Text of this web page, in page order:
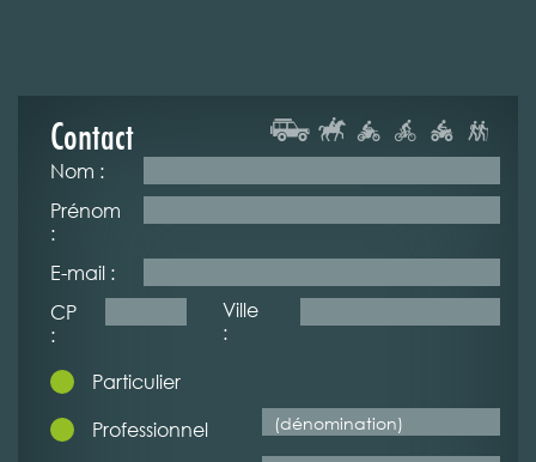
Contact
Nom :
Prénom
:
E-mail :
CP
:
Ville
:
Particulier
Professionnel